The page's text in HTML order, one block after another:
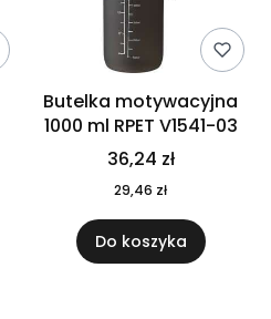
Butelka motywacyjna
1000 ml RPET V1541-03
36,24 zł
29,46 zł
Do koszyka